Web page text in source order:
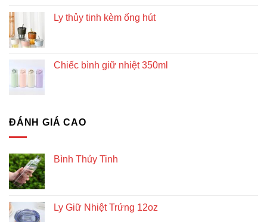
Ly thủy tinh kèm ống hút
Chiếc bình giữ nhiệt 350ml
ĐÁNH GIÁ CAO
Bình Thủy Tinh
Ly Giữ Nhiệt Trứng 12oz